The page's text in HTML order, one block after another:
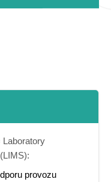
Laboratory
provozu